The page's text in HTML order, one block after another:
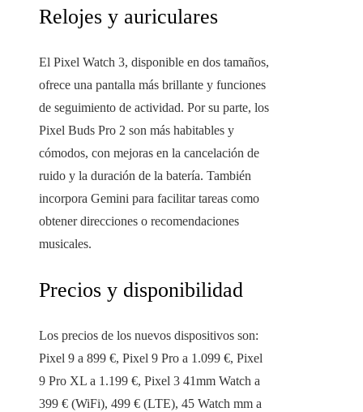
Relojes y auriculares
El Pixel Watch 3, disponible en dos tamaños,
ofrece una pantalla más brillante y funciones
de seguimiento de actividad. Por su parte, los
Pixel Buds Pro 2 son más habitables y
cómodos, con mejoras en la cancelación de
ruido y la duración de la batería. También
incorpora Gemini para facilitar tareas como
obtener direcciones o recomendaciones
musicales.
Precios y disponibilidad
Los precios de los nuevos dispositivos son:
Pixel 9 a 899 €, Pixel 9 Pro a 1.099 €, Pixel
9 Pro XL a 1.199 €, Pixel 3 41mm Watch a
399 € (WiFi), 499 € (LTE), 45 Watch mm a